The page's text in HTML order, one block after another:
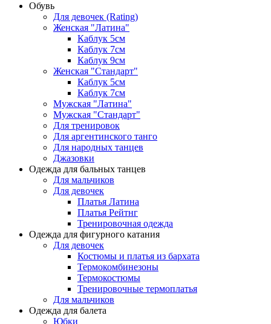
Обувь
Для девочек (Rating)
Женская "Латина"
Каблук 5см
Каблук 7см
Каблук 9см
Женская "Стандарт"
Каблук 5см
Каблук 7см
Мужская "Латина"
Мужская "Стандарт"
Для тренировок
Для аргентинского танго
Для народных танцев
Джазовки
Одежда для бальных танцев
Для мальчиков
Для девочек
Платья Латина
Платья Рейтнг
Тренировочная одежда
Одежда для фигурного катания
Для девочек
Костюмы и платья из бархата
Термокомбинезоны
Термокостюмы
Тренировочные термоплатья
Для мальчиков
Одежда для балета
Юбки